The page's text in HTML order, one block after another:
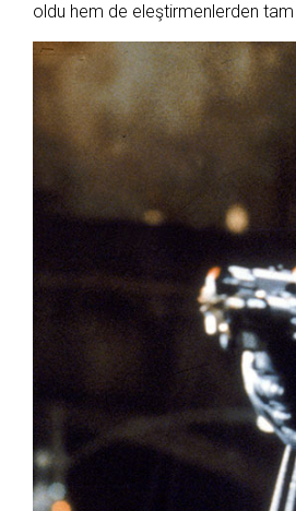
oldu hem de eleştirmenlerden tam